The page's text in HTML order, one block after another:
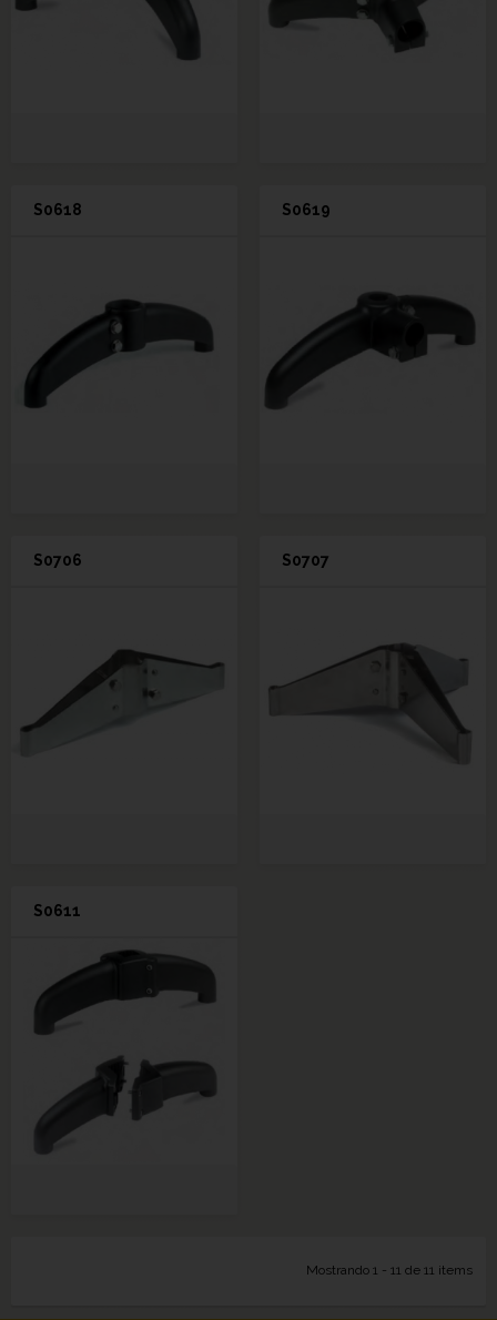
S0618 S0619
S0706 S0707
S0611
Mostrando 1 - 11 de 11 items